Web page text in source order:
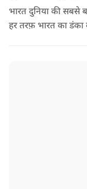
भारत दुनिया की
हर तरफ़ भारत का डंका